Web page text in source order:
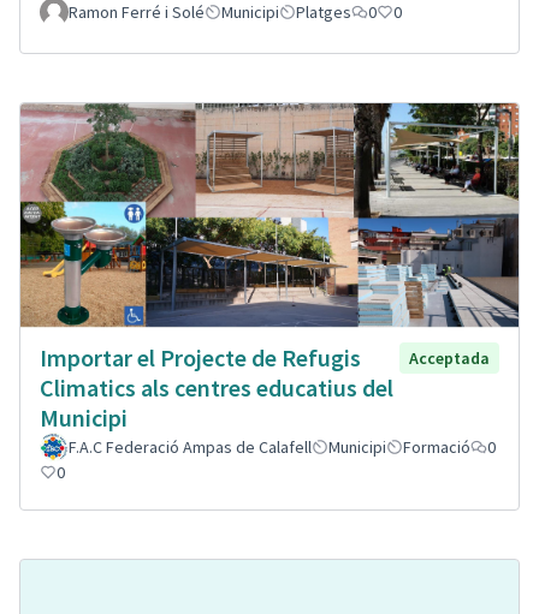
Ramon Ferré i Solé Municipi Platges 0 0
Importar el Projecte de Refugis
Climatics als centres educatius del
Municipi
Acceptada
F.A.C Federació Ampas de Calafell Municipi Formació
0
0